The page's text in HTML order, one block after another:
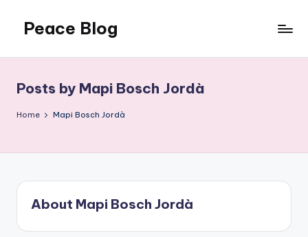
content
Peace Blog
Peace
Like
This
Posts by Mapi Bosch Jordà
Home Mapi Bosch Jordà
About Mapi Bosch Jordà